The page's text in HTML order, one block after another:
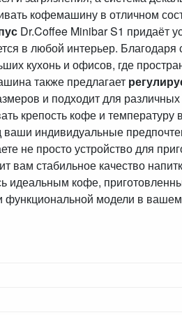
кофемашину в отличном
Dr.Coffee Minibar S1 придаёт
в любой интерьер.
кухонь и офисов, где
также предлагает
и подходит для
крепость кофе и
ваши индивидуальные
не просто устройство для
вам стабильное качество
идеальным кофе,
функциональной модели в